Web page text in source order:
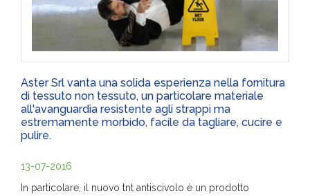
Aster Srl vanta una solida esperienza nella fornitura
di tessuto non tessuto, un particolare materiale
all'avanguardia resistente agli strappi ma
estremamente morbido, facile da tagliare, cucire e
pulire.
13-07-2016
In particolare, il nuovo tnt antiscivolo è un prodotto